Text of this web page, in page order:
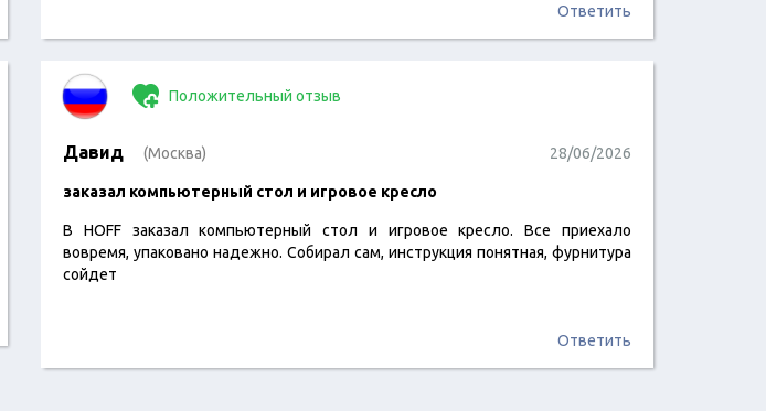
Ответить
читать отзыв
Положительный отзыв
Давид (Москва) 28/06/2026
заказал компьютерный стол и игровое кресло
В HOFF заказал компьютерный стол и игровое кресло. Все приехало
вовремя, упаковано надежно. Собирал сам, инструкция понятная, фурнитура
сойдет
Ответить